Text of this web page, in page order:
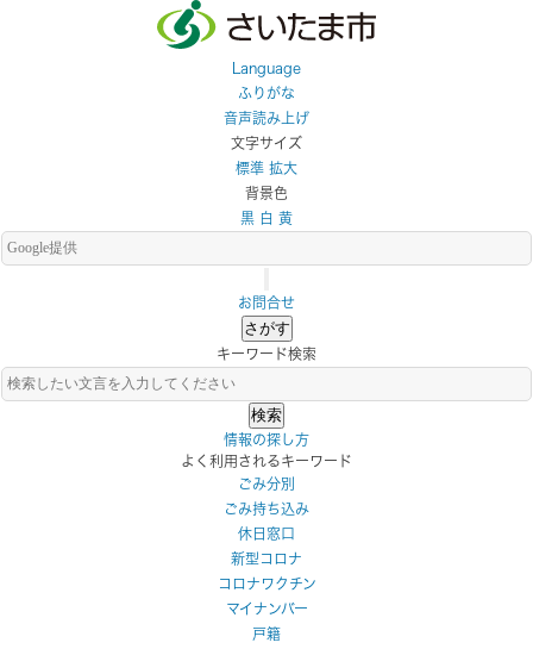
Language
ふりがな
音声読み上げ
文字サイズ
標準 拡大
背景色
黒 白 黄
お問合せ
さがす
キーワード検索
情報の探し方
よく利用されるキーワード
ごみ分別
ごみ持ち込み
休日窓口
新型コロナ
コロナワクチン
マイナンバー
戸籍